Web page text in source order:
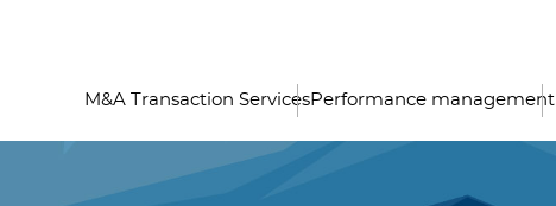
M&A Transaction ServicesPerformance management